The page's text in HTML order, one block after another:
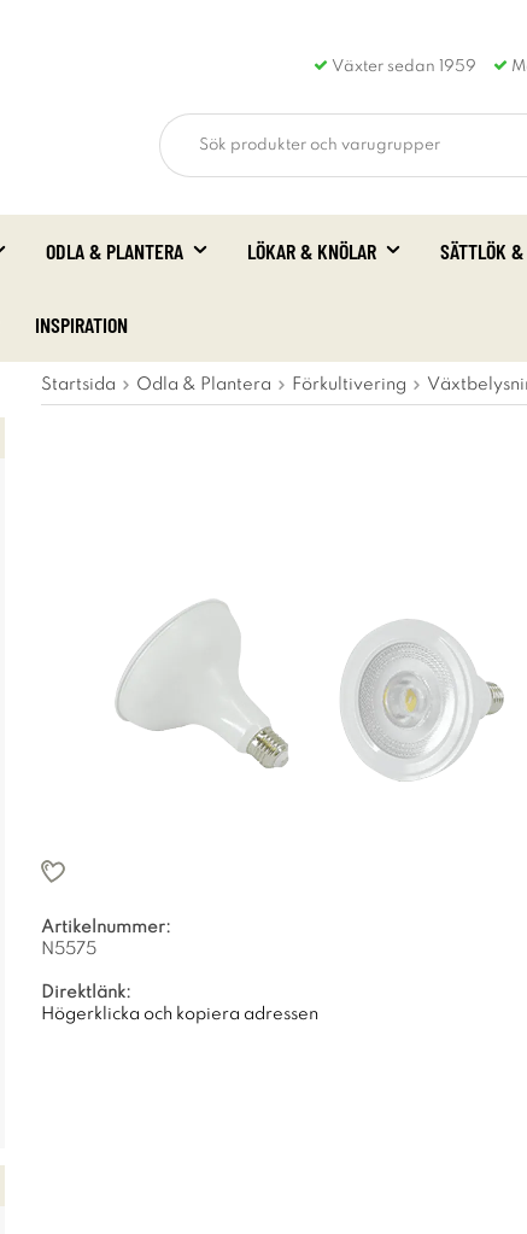
Växter sedan 1959
ODLA & PLANTERA LÖKAR & KNÖLAR SÄTTLÖK
INSPIRATION
Startsida Odla & Plantera Förkultivering
Artikelnummer:
N5575
Direktlänk:
Högerklicka och kopiera adressen